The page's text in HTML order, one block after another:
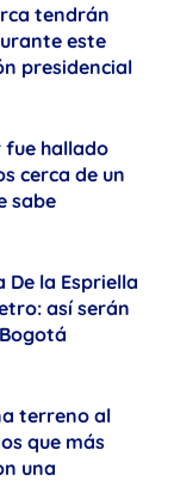
tendrán
este
presidencial
fue hallado
cerca de un
sabe
De la Espriella
así serán
terreno al
que más
una